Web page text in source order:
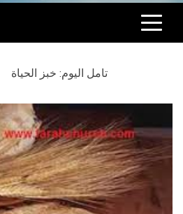
تامل اليوم: خبز الحياة